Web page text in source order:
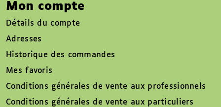
Mon compte
Détails du compte
Adresses
Historique des commandes
Mes favoris
Conditions générales de vente aux professionnels
Conditions générales de vente aux particuliers